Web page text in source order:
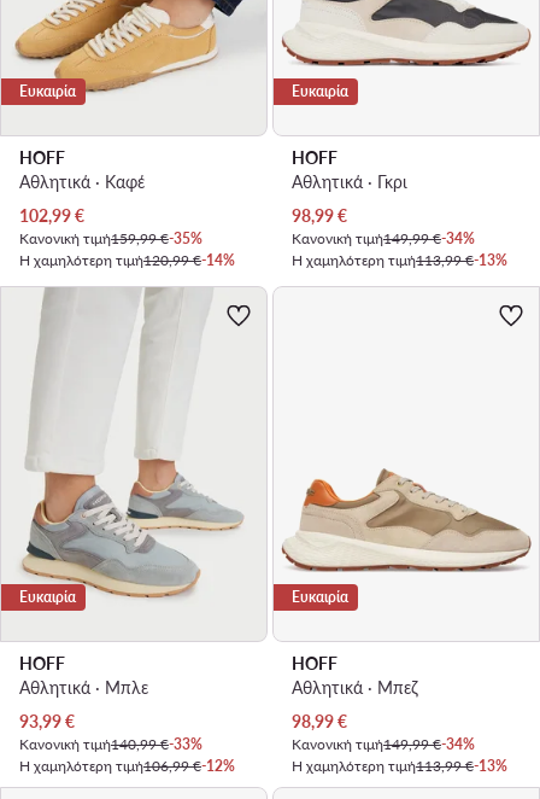
Ευκαιρία
HOFF
Αθλητικά · Καφέ
Τρέχουσα τιμή
102,99€
Κανονική τιμή159,99 €-35%
Η χαμηλότερη τιμή120,99 €-14%
Ευκαιρία
HOFF
Αθλητικά · Γκρι
Τρέχουσα τιμή
98,99€
Κανονική τιμή149,99 €-34%
Η χαμηλότερη τιμή113,99 €-13%
Ευκαιρία
HOFF
Αθλητικά · Μπλε
Τρέχουσα τιμή
93,99€
Κανονική τιμή140,99 €-33%
Η χαμηλότερη τιμή106,99 €-12%
Ευκαιρία
HOFF
Αθλητικά · Μπεζ
Τρέχουσα τιμή
98,99€
Κανονική τιμή149,99 €-34%
Η χαμηλότερη τιμή113,99 €-13%